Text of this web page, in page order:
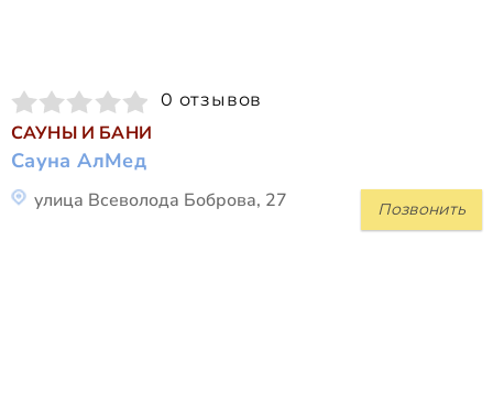
0 отзывов
САУНЫ И БАНИ
Сауна АлМед
Позвонить
улица Всеволода Боброва, 27